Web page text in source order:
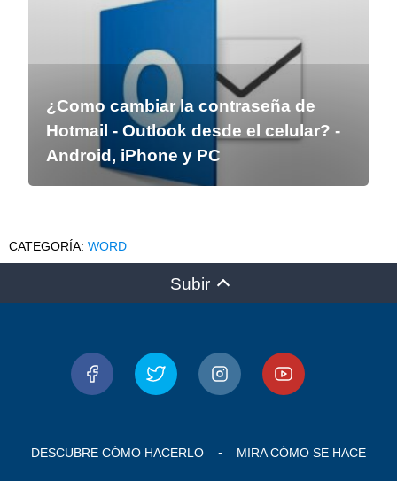
¿Como cambiar la contraseña de
Hotmail - Outlook desde el celular? -
Android, iPhone y PC
WORD
Subir
DESCUBRE CÓMO HACERLO MIRA CÓMO SE HACE